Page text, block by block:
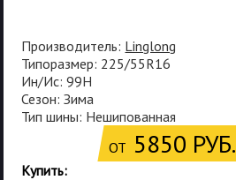
Производитель: Linglong
Типоразмер: 225/55R16
Ин/Ис: 99H
Сезон: Зима
Тип шины: Нешипованная
ОТ 5850 РУБ.
Купить: